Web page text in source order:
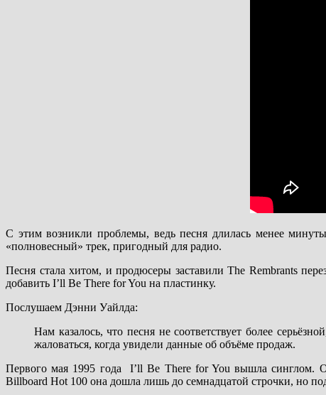
С этим возникли проблемы, ведь песня длилась менее
«полновесный» трек, пригодный для радио.
Песня стала хитом, и продюсеры заставили The Rembrants
добавить I’ll Be There for You на пластинку.
Послушаем Дэнни Уайлда:
Нам казалось, что песня не соответствует более
жаловаться, когда увидели данные об объёме продаж.
Первого мая 1995 года I’ll Be There for You вышла синглом.
Billboard Hot 100 она дошла лишь до семнадцатой строчки, но